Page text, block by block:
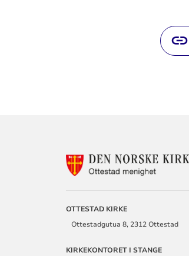
OTTESTAD KIRKE
Ottestadgutua 8, 2312 Ottestad
KIRKEKONTORET I STANGE